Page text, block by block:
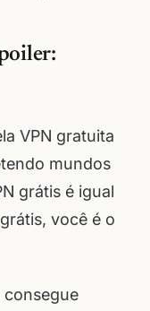
VPN gratuita
mundos
grátis é igual
você é o
consegue